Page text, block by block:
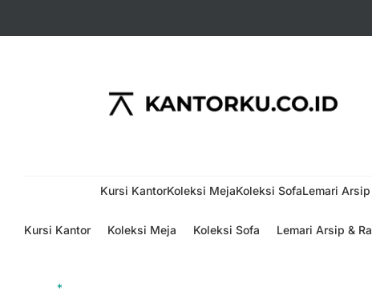
Kursi KantorKoleksi MejaKoleksi SofaLemari Arsip
Kursi Kantor Koleksi Meja Koleksi Sofa Lemari Arsip &
*